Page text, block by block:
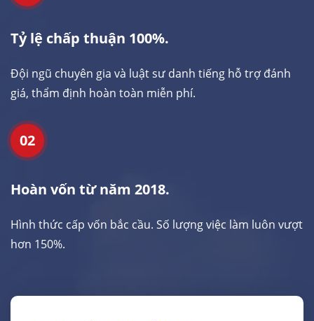
Tỷ lệ chấp thuận 100%.
Đội ngũ chuyên gia và luật sư danh tiếng hỗ trợ đánh
giá, thẩm định hoàn toàn miễn phí.
02
Hoàn vốn từ năm 2018.
Hình thức cấp vốn bắc cầu. Số lượng việc làm luôn vượt
hơn 150%.